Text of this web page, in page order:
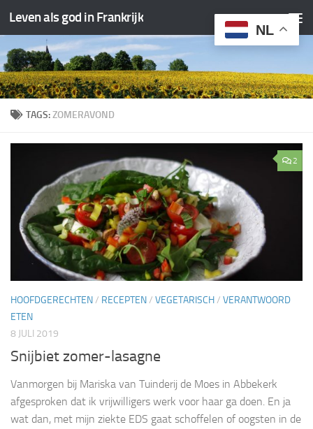
Doorgaan naar inhoud
Leven als god in Frankrijk
TAGS:ZOMERAVOND
2
HOOFDGERECHTEN/ RECEPTEN/ VEGETARISCH/ VERANTWOORD
ETEN
8 JULI 2019
Snijbiet zomer-lasagne
Vanmorgen bij Mariska van Tuinderij de Moes in Abbekerk
afgesproken dat ik vrijwilligers werk voor haar ga doen. En ja
wat dan, met mijn ziekte EDS gaat schoffelen of oogsten in de
NL